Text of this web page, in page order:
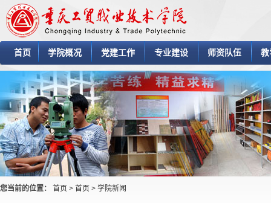
首页 学院概况 党建工作 专业建设 师资队伍 教
您当前的位置： 首页 > 首页 > 学院新闻